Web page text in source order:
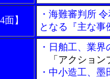
4面】
・海難審判所
となる『主な事
・日舶工、業
「アクション
・中小造工、